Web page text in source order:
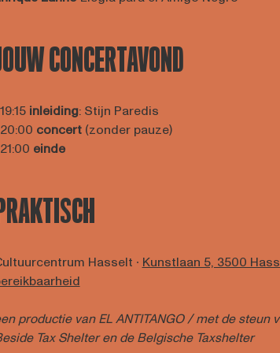
CONCERTAVOND
inleiding: Stijn Paredis
20:00 concert (zonder pauze)
21:00 einde
PRAKTISCH
Hasselt ∙ Kunstlaan 5, 3500
productie van EL ANTITANGO / met de steun
Tax Shelteren de Belgische Taxshelter